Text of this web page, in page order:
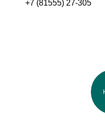
+7 (81555) 27-305